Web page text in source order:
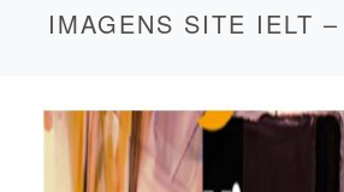
IMAGENS SITE IELT